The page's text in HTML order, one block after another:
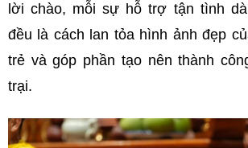
lời chào, mỗi sự hỗ trợ tận tình
đều là cách lan tỏa hình ảnh đẹp
trẻ và góp phần tạo nên thành
trại.